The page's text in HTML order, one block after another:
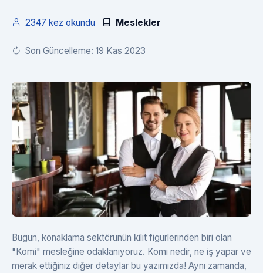
2347 kez okundu Meslekler
Son Güncelleme: 19 Kas 2023
Bugün, konaklama sektörünün kilit figürlerinden biri olan
"Komi" mesleğine odaklanıyoruz. Komi nedir, ne iş yapar ve
merak ettiğiniz diğer detaylar bu yazımızda! Aynı zamanda,